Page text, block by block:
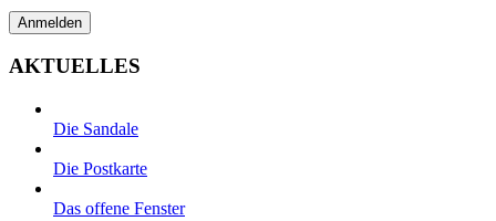
AKTUELLES
Die Sandale
Die Postkarte
Das offene Fenster